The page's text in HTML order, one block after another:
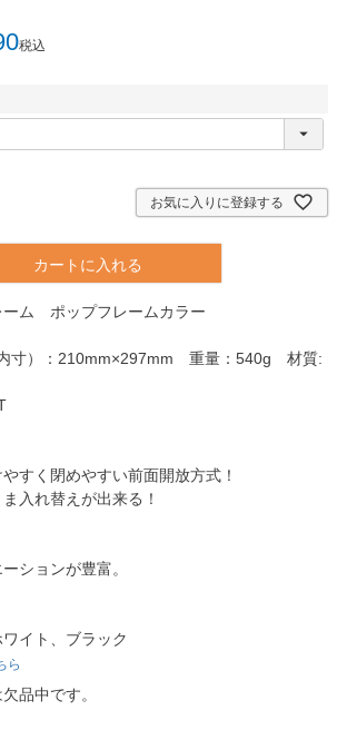
税込
お気に入りに登録する
カートに入れる
ーム ポップフレームカラー
寸）：210mm×297mm 重量：540g 材質:
すく閉めやすい前面開放方式！
入れ替えが出来る！
ションが豊富。
イト、ブラック
ら
品中です。